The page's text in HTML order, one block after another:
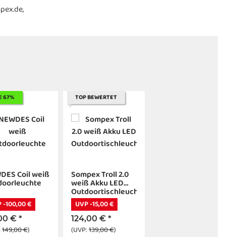
67%
Coil weiß
-100,00 €
€ *
149,00 €)
TOP BEWERTET
Sompex Troll 2.0
weiß Akku LED
Outdoortischleuchte
UVP -15,00 €
124,00 € *
(UVP:139,00 €)